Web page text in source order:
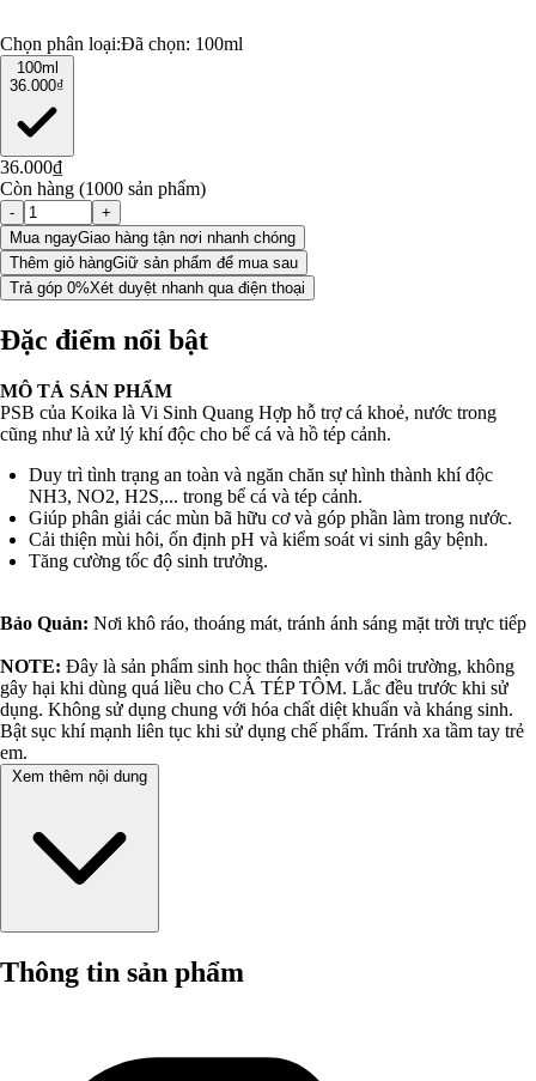
Chọn phân loại:Đã chọn: 100ml
100ml
36.000₫
36.000₫
Còn hàng (1000 sản phẩm)
-
+
Mua ngayGiao hàng tận nơi nhanh chóng
Thêm giỏ hàngGiữ sản phẩm để mua sau
Trả góp 0%Xét duyệt nhanh qua điện thoại
Đặc điểm nổi bật
MÔ TẢ SẢN PHẨM
PSB của Koika là Vi Sinh Quang Hợp hỗ trợ cá khoẻ, nước trong
cũng như là xử lý khí độc cho bể cá và hồ tép cảnh.
Duy trì tình trạng an toàn và ngăn chăn sự hình thành khí độc
NH3, NO2, H2S,... trong bể cá và tép cảnh.
Giúp phân giải các mùn bã hữu cơ và góp phần làm trong nước.
Cải thiện mùi hôi, ổn định pH và kiểm soát vi sinh gây bệnh.
Tăng cường tốc độ sinh trưởng.
Bảo Quản: Nơi khô ráo, thoáng mát, tránh ánh sáng mặt trời trực tiếp
NOTE: Đây là sản phẩm sinh học thân thiện với môi trường, không
gây hại khi dùng quá liều cho CÁ TÉP TÔM. Lắc đều trước khi sử
dụng. Không sử dụng chung với hóa chất diệt khuẩn và kháng sinh.
Bật sục khí mạnh liên tục khi sử dụng chế phẩm. Tránh xa tầm tay trẻ
em.
Xem thêm nội dung
Thông tin sản phẩm